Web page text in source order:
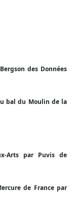
des Données
bal du Moulin de la
Arts par Puvis de
de France par